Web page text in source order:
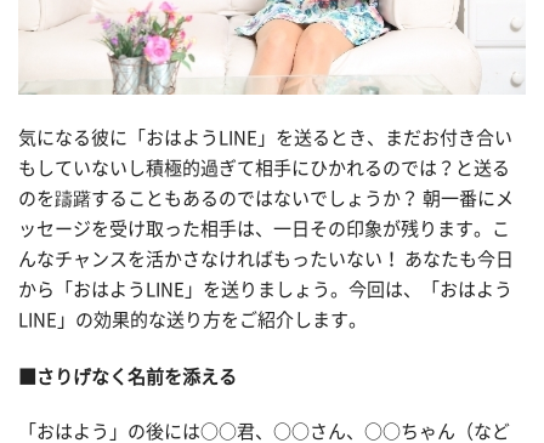
気になる彼に「おはようLINE」を送るとき、まだお付き合い
もしていないし積極的過ぎて相手にひかれるのでは？と送る
のを躊躇することもあるのではないでしょうか？ 朝一番にメ
ッセージを受け取った相手は、一日その印象が残ります。こ
んなチャンスを活かさなければもったいない！ あなたも今日
から「おはようLINE」を送りましょう。今回は、「おはよう
LINE」の効果的な送り方をご紹介します。
■さりげなく名前を添える
「おはよう」の後には○○君、○○さん、○○ちゃん（など